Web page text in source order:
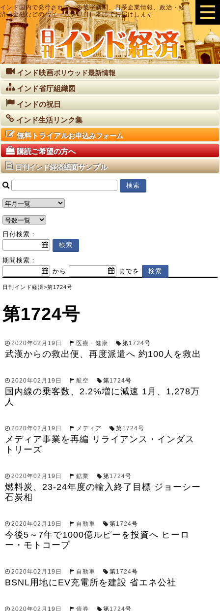
インド国内で発行されている英字新聞、日系企業情報、政治・経
済・金融などのニュースを即日日本語でお届けします
インド映画ボリウッド最新情報
インド省庁組織図
インドの祝日
インド生活リンク集
無料トライアルお申込みフォーム
購読ご希望の方へ
日刊インド経済紙面サンプル
日付検索：
期間検索：
から
までを
日刊インド経済>第1724号
第1724号
2020年02月19日 医療・健康 第1724号
武漢からの救出便、再度派遣へ 約100人を救出
2020年02月19日 航空 第1724号
国内線の乗客数、2.2%増に減速 1月、1,278万
人
2020年02月19日 メディア 第1724号
メディア事業を再編 リライアンス・インダス
トリーズ
2020年02月19日 鉱業 第1724号
燃料炭、23-24年度の輸入終了目標 ジョーシー
石炭相
2020年02月19日 自動車 第1724号
今後5～7年で1000億ルピーを投資へ ヒーロ
ー・モトコープ
2020年02月19日 自動車 第1724号
BSNL用地にEV充電所を建設 省エネ公社
2020年02月19日 債券 第1724号